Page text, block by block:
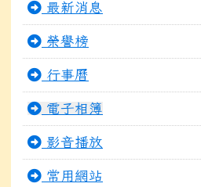
最新消息
榮譽榜
行事曆
電子相簿
影音播放
常用網站